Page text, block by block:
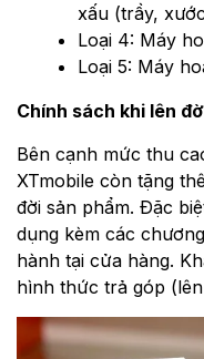
xấu (trầy,
Loại 4: Máy
Loại 5: Máy
Chính sách khi lên
Bên cạnh mức thu
XTmobile còn tặng
đời sản phẩm. Đặc
dụng kèm các
hành tại cửa hàng.
hình thức trả góp